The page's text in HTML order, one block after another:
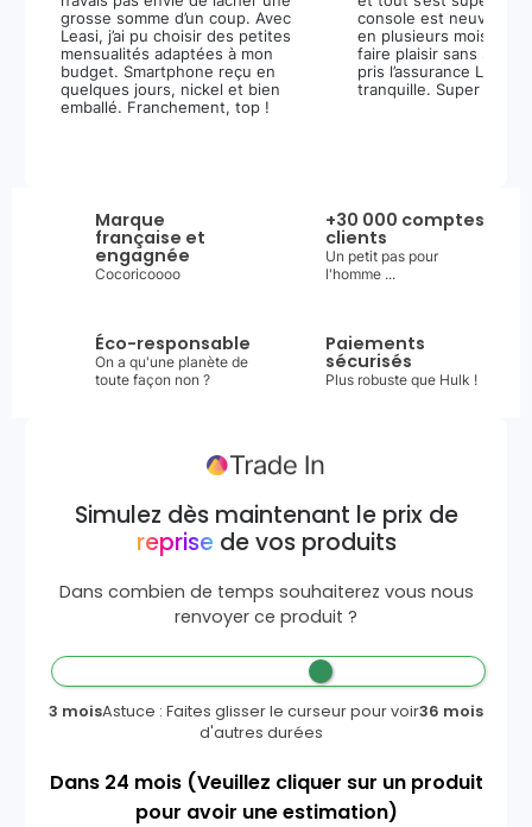
grosse somme d’un coup. Avec
Leasi, j’ai pu choisir des petites
mensualités adaptées à mon
budget. Smartphone reçu en
quelques jours, nickel et bien
emballé. Franchement, top !
console est neuve, et
en plusieurs mois m’a
faire plaisir sans stress.
pris l’assurance
tranquille. Super
Marque
française et
engagnée
Cocoricoooo
+30 000 comptes
clients
Un petit pas pour
l'homme ...
Éco-responsable
On a qu'une planète de
toute façon non ?
Paiements
sécurisés
Plus robuste que Hulk !
Simulez dès maintenant le prix de
reprisede vos produits
Dans combien de temps souhaiterez vous nous
renvoyer ce produit ?
3 moisAstuce : Faites glisser le curseur pour voir
d'autres durées
36 mois
Dans 24 mois (Veuillez cliquer sur un produit
pour avoir une estimation)